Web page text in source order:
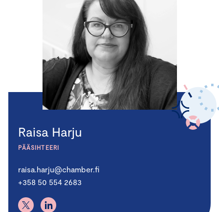
Raisa Harju
PÄÄSIHTEERI
raisa.harju@chamber.fi
+358 50 554 2683